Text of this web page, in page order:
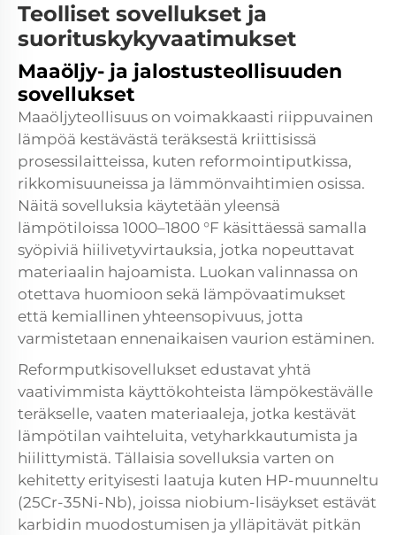
Teolliset sovellukset ja
suorituskykyvaatimukset
Maaöljy- ja jalostusteollisuuden
sovellukset
Maaöljyteollisuus on voimakkaasti riippuvainen
lämpöä kestävästä teräksestä kriittisissä
prosessilaitteissa, kuten reformointiputkissa,
rikkomisuuneissa ja lämmönvaihtimien osissa.
Näitä sovelluksia käytetään yleensä
lämpötiloissa 1000–1800 °F käsittäessä samalla
syöpiviä hiilivetyvirtauksia, jotka nopeuttavat
materiaalin hajoamista. Luokan valinnassa on
otettava huomioon sekä lämpövaatimukset
että kemiallinen yhteensopivuus, jotta
varmistetaan ennenaikaisen vaurion estäminen.
Reformputkisovellukset edustavat yhtä
vaativimmista käyttökohteista lämpökestävälle
teräkselle, vaaten materiaaleja, jotka kestävät
lämpötilan vaihteluita, vetyharkkautumista ja
hiilittymistä. Tällaisia sovelluksia varten on
kehitetty erityisesti laatuja kuten HP-muunneltu
(25Cr-35Ni-Nb), joissa niobium-lisäykset estävät
karbidin muodostumisen ja ylläpitävät pitkän